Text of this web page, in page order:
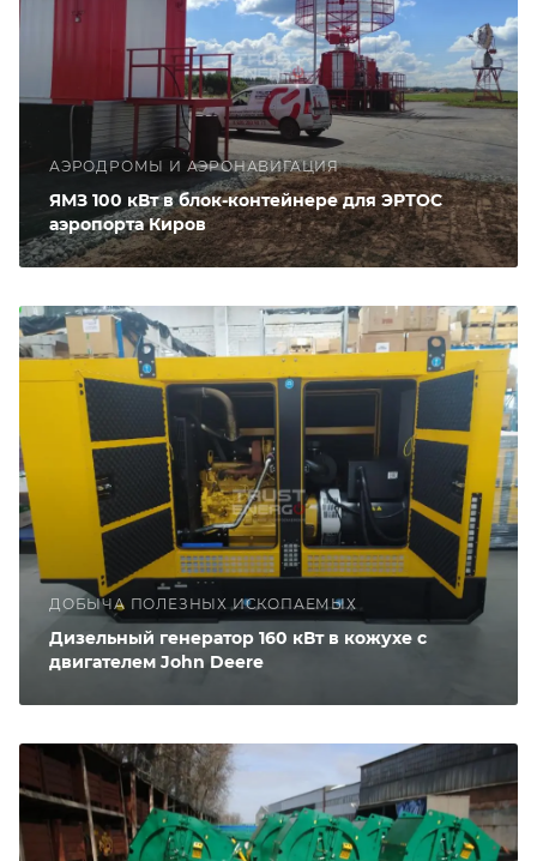
АЭРОДРОМЫ И АЭРОНАВИГАЦИЯ
ЯМЗ 100 кВт в блок-контейнере для ЭРТОС
аэропорта Киров
ДОБЫЧА ПОЛЕЗНЫХ ИСКОПАЕМЫХ
Дизельный генератор 160 кВт в кожухе с
двигателем John Deere